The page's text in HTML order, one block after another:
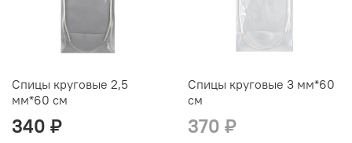
Спицы круговые 2,5
мм*60 см
340 ₽
Спицы круговые 3 мм*60
см
370 ₽